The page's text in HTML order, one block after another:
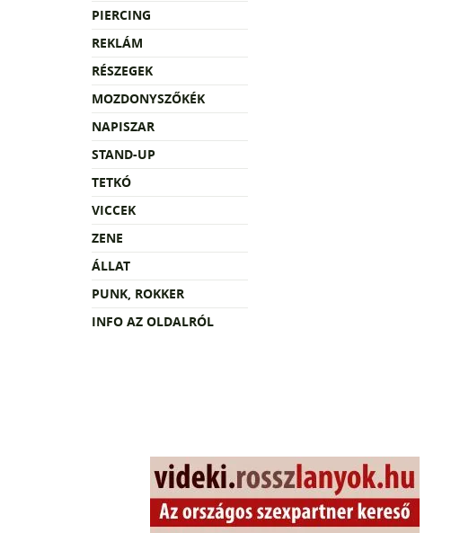
PIERCING
REKLÁM
RÉSZEGEK
MOZDONYSZŐKÉK
NAPISZAR
STAND-UP
TETKÓ
VICCEK
ZENE
ÁLLAT
PUNK, ROKKER
INFO AZ OLDALRÓL